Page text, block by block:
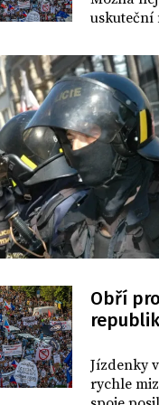
uskuteční
Obří
Jízdenky
rychle